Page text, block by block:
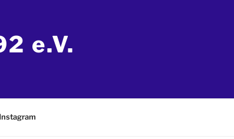
e.V.
Instagram